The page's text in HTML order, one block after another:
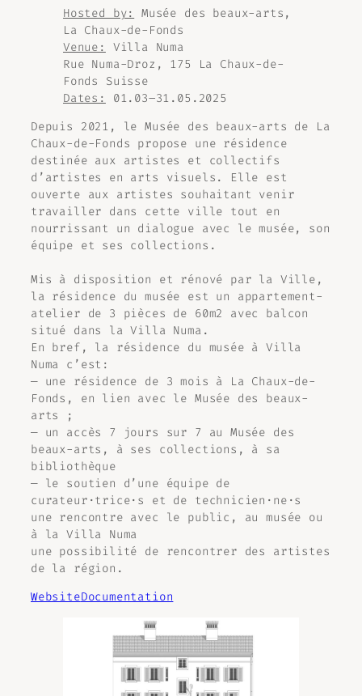
Hosted by:
Musée des beaux-arts,
La Chaux-de-Fonds
Venue:
Villa Numa
Rue Numa-Droz, 175 La Chaux-de-
Fonds Suisse
Dates:
01.03–31.05.2025
Depuis 2021, le Musée des beaux-arts de La
Chaux-de-Fonds propose une résidence
destinée aux artistes et collectifs
d’artistes en arts visuels. Elle est
ouverte aux artistes souhaitant venir
travailler dans cette ville tout en
nourrissant un dialogue avec le musée, son
équipe et ses collections.
Mis à disposition et rénové par la Ville,
la résidence du musée est un appartement-
atelier de 3 pièces de 60m2 avec balcon
situé dans la Villa Numa.
En bref, la résidence du musée à Villa
Numa c’est:
— une résidence de 3 mois à La Chaux-de-
Fonds, en lien avec le Musée des beaux-
arts ;
— un accès 7 jours sur 7 au Musée des
beaux-arts, à ses collections, à sa
bibliothèque
— le soutien d’une équipe de
curateur·trice·s et de technicien·ne·s
une rencontre avec le public, au musée ou
à la Villa Numa
une possibilité de rencontrer des artistes
de la région.
WebsiteDocumentation